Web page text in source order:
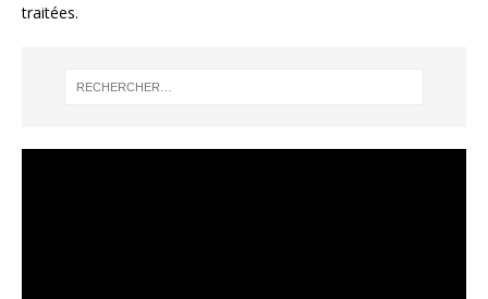
traitées.